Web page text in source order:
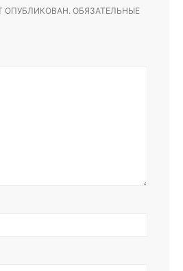
ОПУБЛИКОВАН. ОБЯЗАТЕЛЬНЫЕ